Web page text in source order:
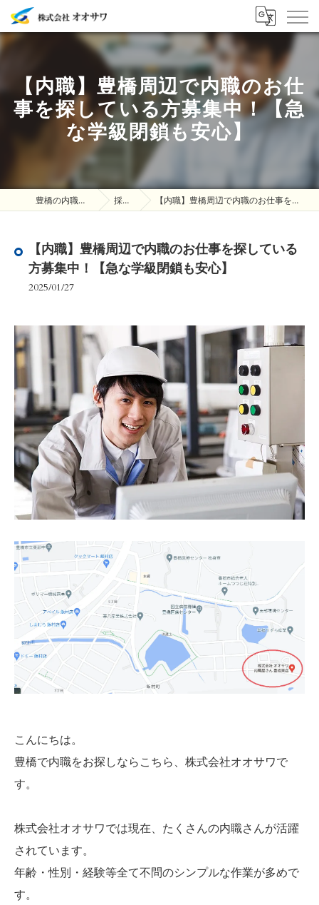
【内職】豊橋周辺で内職のお仕
事を探している方募集中！【急
な学級閉鎖も安心】
豊橋の内職は株式会社オオサワ 採用ブログ 【内職】豊橋周辺で内職のお仕事を探している方募集中！【急な学級閉鎖も安心】
【内職】豊橋周辺で内職のお仕事を探している
方募集中！【急な学級閉鎖も安心】
2025/01/27
こんにちは。
豊橋で内職をお探しならこちら、株式会社オオサワで
す。
株式会社オオサワでは現在、たくさんの内職さんが活躍
されています。
年齢・性別・経験等全て不問のシンプルな作業が多めで
す。